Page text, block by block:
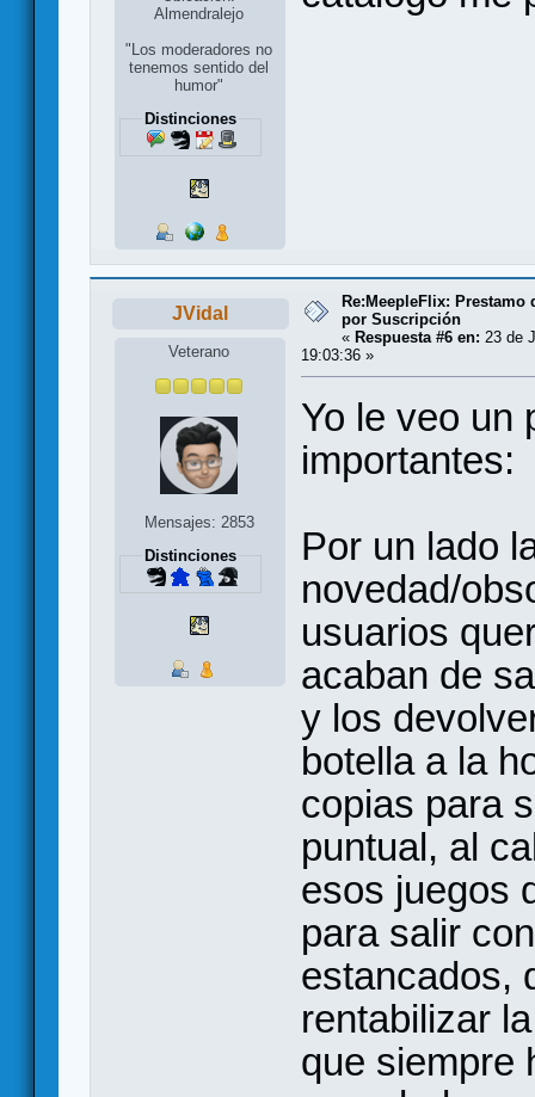
Almendralejo
"Los moderadores no
tenemos sentido del
humor"
Distinciones
JVidal
Veterano
Mensajes: 2853
Distinciones
Re:MeepleFlix: Prestamo
por Suscripción
« Respuesta #6 en: 23 de
19:03:36 »
Yo le veo un
importantes:
Por un lado
novedad/
usuarios
acaban de
y los
botella a la
copias para
puntual, al
esos juegos
para salir
estancados,
rentabilizar
que siempre